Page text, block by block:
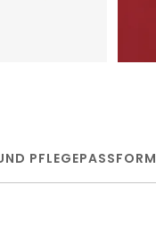
PFLEGEPASSFORM